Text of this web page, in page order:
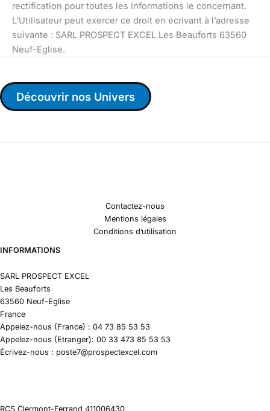
rectification pour toutes les informations le concernant.
L’Utilisateur peut exercer ce droit en écrivant à l’adresse
suivante : SARL PROSPECT EXCEL Les Beauforts 63560
Neuf-Eglise.
Découvrir nos Univers
Contactez-nous
Mentions légales
Conditions d’utilisation
INFORMATIONS
SARL PROSPECT EXCEL
Les Beauforts
63560 Neuf-Eglise
France
Appelez-nous (France) : 04 73 85 53 53
Appelez-nous (Etranger): 00 33 473 85 53 53
Écrivez-nous : poste7@prospectexcel.com
RCS Clermont-Ferrand 411006430